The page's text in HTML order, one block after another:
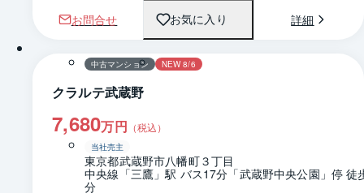
お問合せ お気に入り 詳細
1 / 0 間取り
中古マンション NEW 8/6
クラルテ武蔵野
7,680万円 （税込）
当社売主
東京都武蔵野市八幡町３丁目
中央線「三鷹」駅 バス17分「武蔵野中央公園」停 徒
分